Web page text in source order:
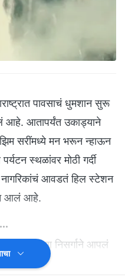
पावसाचं धुमशान सुरू
आहे. आतापर्यंत उकाड्याने
सरींमध्ये मन भरून न्हाऊन
स्थळांवर मोठी गर्दी
नागरिकांचं आवडतं हिल स्टेशन
आलं आहे.
सध्या निसर्गाने आपलं
पावसामुळे प्रसिद्ध लिंगमळा